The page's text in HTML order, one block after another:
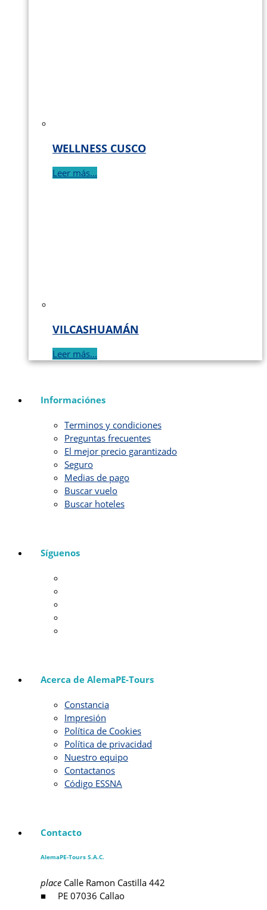
WELLNESS CUSCO
Leer más...
VILCASHUAMÁN
Leer más...
Informaciónes
Terminos y condiciones
Preguntas frecuentes
El mejor precio garantizado
Seguro
Medias de pago
Buscar vuelo
Buscar hoteles
Síguenos
Acerca de AlemaPE-Tours
Constancia
Impresión
Política de Cookies
Política de privacidad
Nuestro equipo
Contactanos
Código ESSNA
Contacto
AlemaPE-Tours S.A.C.
place Calle Ramon Castilla 442
■ PE 07036 Callao